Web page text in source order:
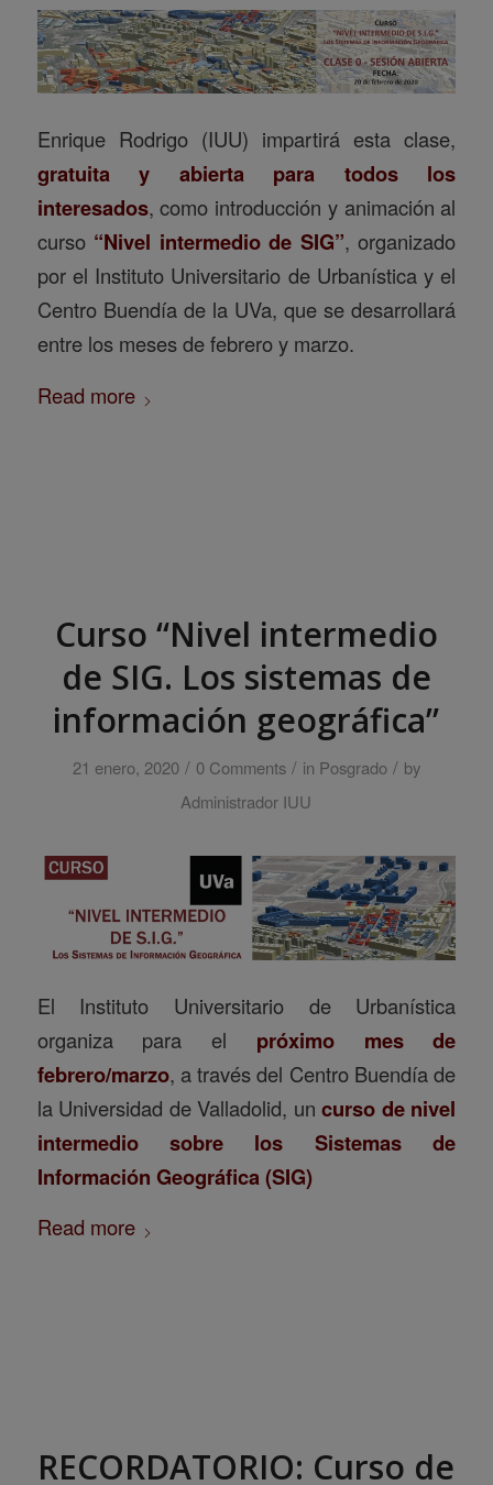
Enrique Rodrigo (IUU) impartirá esta clase,
gratuita y abierta para todos los
interesados, como introducción y animación al
curso “Nivel intermedio de SIG”, organizado
por el Instituto Universitario de Urbanística y el
Centro Buendía de la UVa, que se desarrollará
entre los meses de febrero y marzo.
Read more
Curso “Nivel intermedio
de SIG. Los sistemas de
información geográfica”
21 enero, 2020 / 0 Comments / in Posgrado / by
Administrador IUU
El Instituto Universitario de Urbanística
organiza para el próximo mes de
febrero/marzo, a través del Centro Buendía de
la Universidad de Valladolid, un curso de nivel
intermedio sobre los Sistemas de
Información Geográfica (SIG)
Read more
RECORDATORIO: Curso de